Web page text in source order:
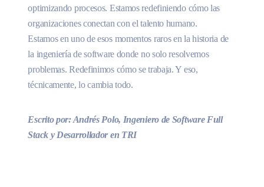
optimizando procesos. Estamos redefiniendo cómo las
organizaciones conectan con el talento humano.
Estamos en uno de esos momentos raros en la historia de
la ingeniería de software donde no solo resolvemos
problemas. Redefinimos cómo se trabaja. Y eso,
técnicamente, lo cambia todo.
Escrito por: Andrés Polo, Ingeniero de Software Full
Stack y Desarrollador en TRI